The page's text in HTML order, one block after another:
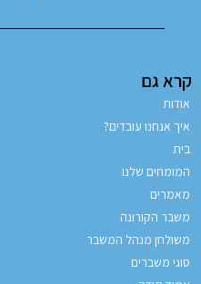
קרא גם
אודות
איך אנחנו עובדים?
בית
המומחים שלנו
מאמרים
משבר הקורונה
משולחן מנהל המשבר
סוגי משברים